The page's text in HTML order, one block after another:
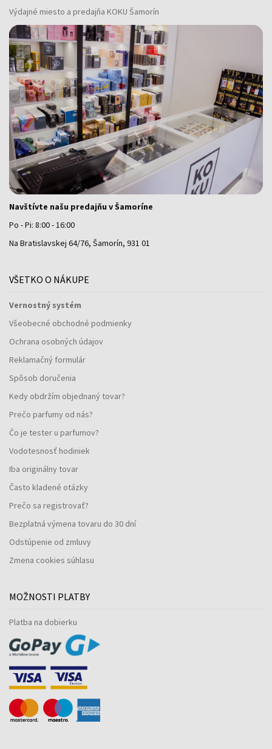
Výdajné miesto a predajňa KOKU Šamorín
Navštívte našu predajňu v Šamoríne
Po - Pi: 8:00 - 16:00
Na Bratislavskej 64/76, Šamorín, 931 01
VŠETKO O NÁKUPE
Vernostný systém
Všeobecné obchodné podmienky
Ochrana osobných údajov
Reklamačný formulár
Spôsob doručenia
Kedy obdržím objednaný tovar?
Prečo parfumy od nás?
Čo je tester u parfumov?
Vodotesnosť hodiniek
Iba originálny tovar
Často kladené otázky
Prečo sa registrovať?
Bezplatná výmena tovaru do 30 dní
Odstúpenie od zmluvy
Zmena cookies súhlasu
MOŽNOSTI PLATBY
Platba na dobierku